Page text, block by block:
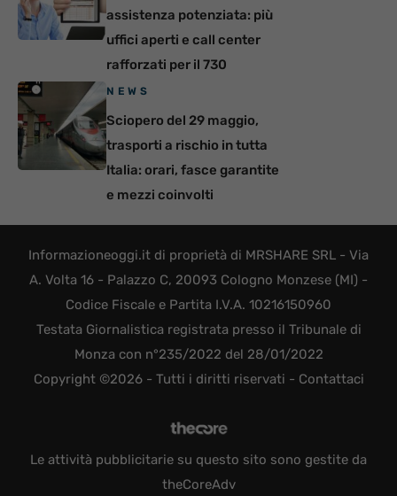
assistenza potenziata: più
uffici aperti e call center
rafforzati per il 730
NEWS
Sciopero del 29 maggio,
trasporti a rischio in tutta
Italia: orari, fasce garantite
e mezzi coinvolti
Informazioneoggi.it di proprietà di MRSHARE SRL - Via
A. Volta 16 - Palazzo C, 20093 Cologno Monzese (MI) -
Codice Fiscale e Partita I.V.A. 10216150960
Testata Giornalistica registrata presso il Tribunale di
Monza con n°235/2022 del 28/01/2022
Copyright ©2026 - Tutti i diritti riservati - Contattaci
Le attività pubblicitarie su questo sito sono gestite da
theCoreAdv